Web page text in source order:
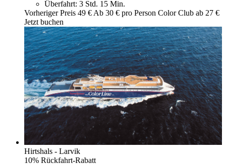
Überfahrt: 3 Std. 15 Min.
Vorheriger Preis 49 € Ab 30 € pro Person Color Club ab 27 €
Jetzt buchen
Hirtshals - Larvik
10% Rückfahrt-Rabatt